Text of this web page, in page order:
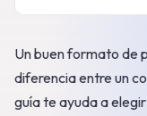
Un buen formato de
diferencia entre un
guía te ayuda a